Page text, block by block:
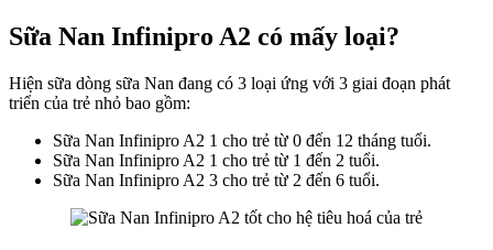
Sữa Nan Infinipro A2 có mấy loại?
Hiện sữa dòng sữa Nan đang có 3 loại ứng với 3 giai đoạn phát
triển của trẻ nhỏ bao gồm:
Sữa Nan Infinipro A2 1 cho trẻ từ 0 đến 12 tháng tuổi.
Sữa Nan Infinipro A2 1 cho trẻ từ 1 đến 2 tuổi.
Sữa Nan Infinipro A2 3 cho trẻ từ 2 đến 6 tuổi.